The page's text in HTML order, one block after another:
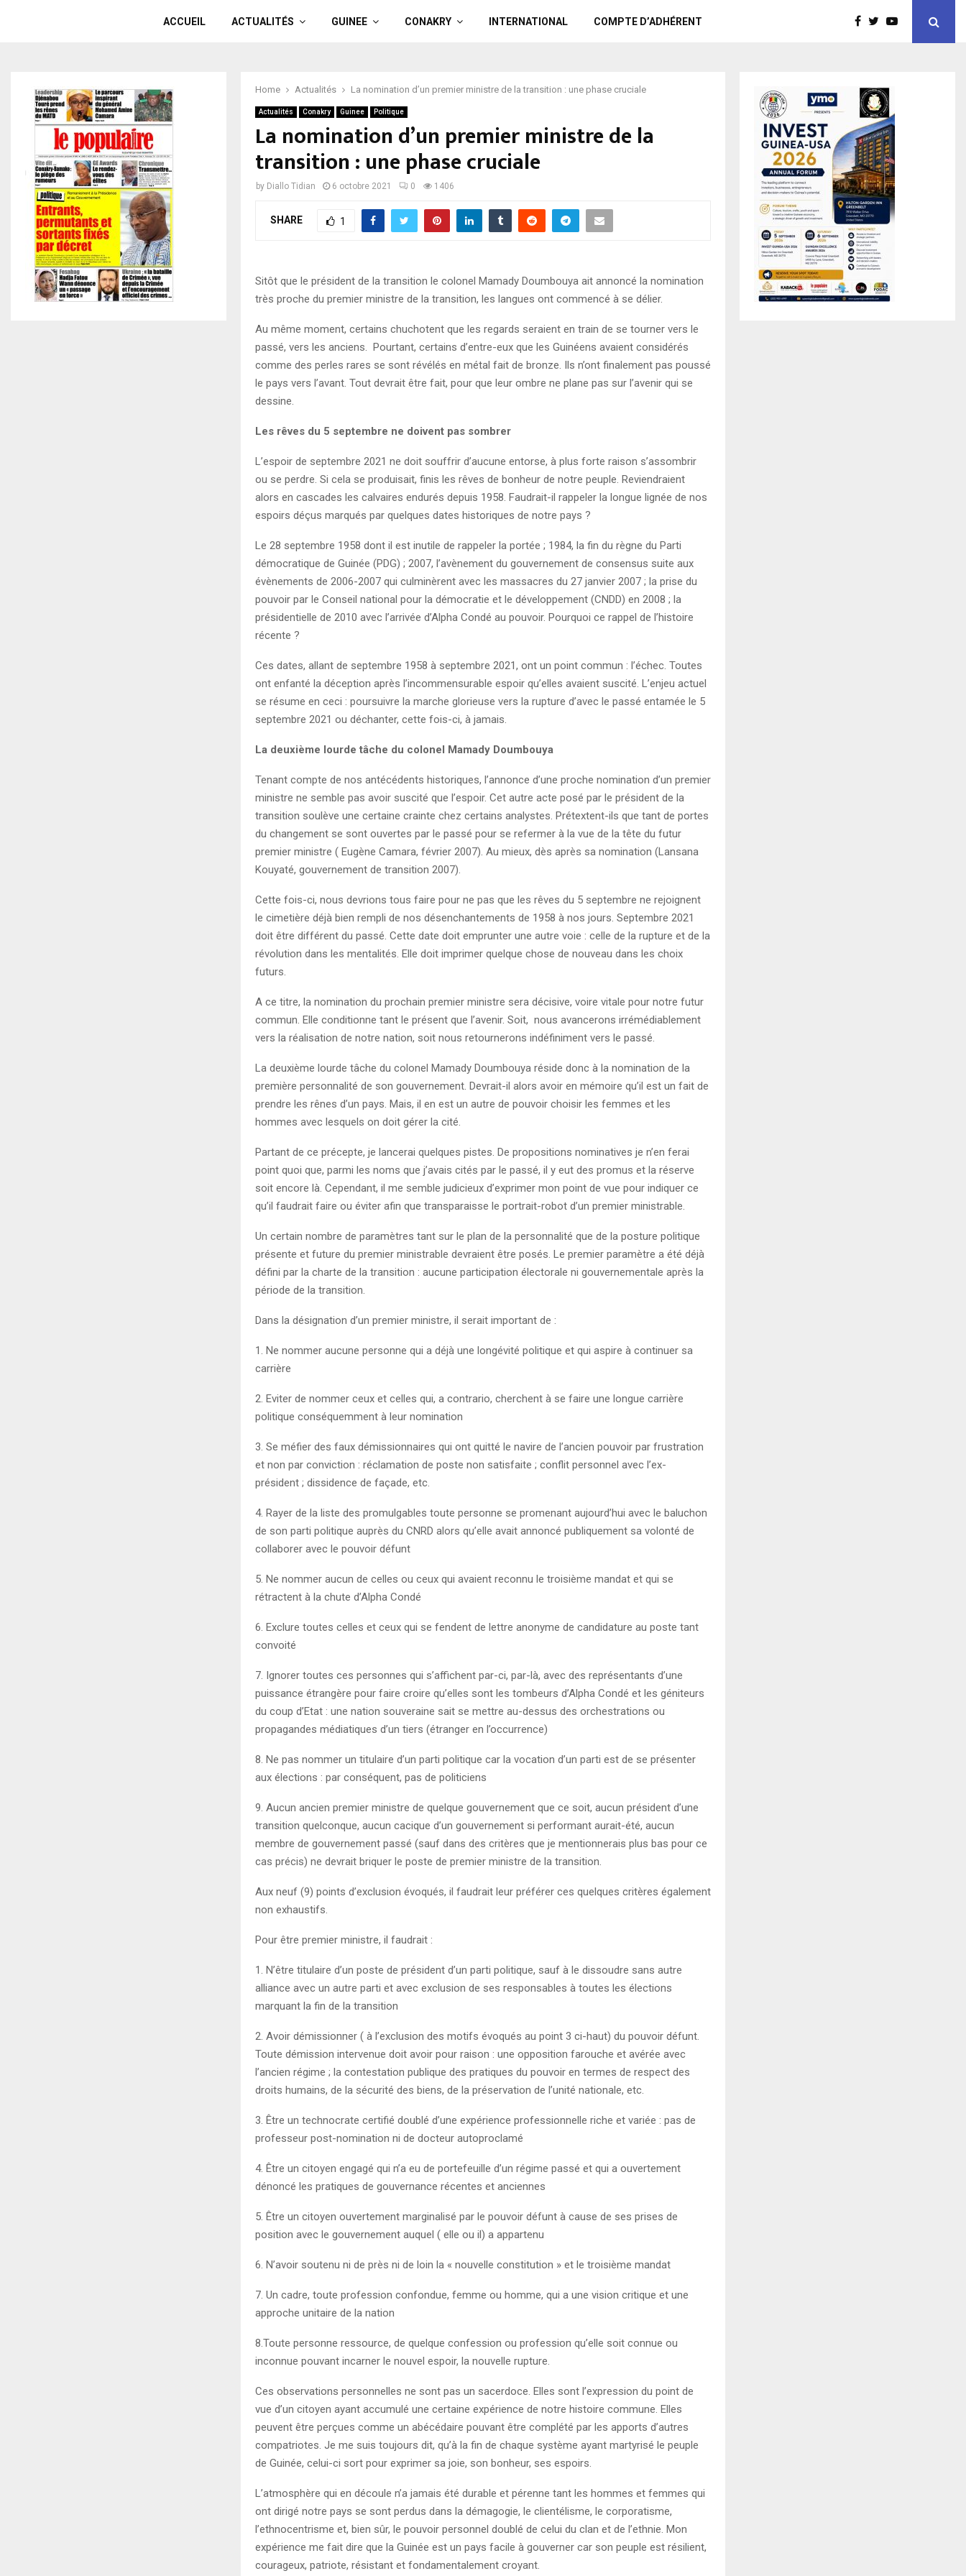
ACCUEIL ACTUALITÉS GUINEE CONAKRY INTERNATIONAL COMPTE D’ADHÉRENT
Home Actualités La nomination d’un premier ministre de la transition : une phase cruciale
Actualités Conakry Guinee Politique
La nomination d’un premier ministre de la
transition : une phase cruciale
by Diallo Tidian 6 octobre 2021 0 1406
SHARE 1
Sitôt que le président de la transition le colonel Mamady Doumbouya ait annoncé la nomination
très proche du premier ministre de la transition, les langues ont commencé à se délier.
Au même moment, certains chuchotent que les regards seraient en train de se tourner vers le
passé, vers les anciens. Pourtant, certains d’entre-eux que les Guinéens avaient considérés
comme des perles rares se sont révélés en métal fait de bronze. Ils n’ont finalement pas poussé
le pays vers l’avant. Tout devrait être fait, pour que leur ombre ne plane pas sur l’avenir qui se
dessine.
Les rêves du 5 septembre ne doivent pas sombrer
L’espoir de septembre 2021 ne doit souffrir d’aucune entorse, à plus forte raison s’assombrir
ou se perdre. Si cela se produisait, finis les rêves de bonheur de notre peuple. Reviendraient
alors en cascades les calvaires endurés depuis 1958. Faudrait-il rappeler la longue lignée de nos
espoirs déçus marqués par quelques dates historiques de notre pays ?
Le 28 septembre 1958 dont il est inutile de rappeler la portée ; 1984, la fin du règne du Parti
démocratique de Guinée (PDG) ; 2007, l’avènement du gouvernement de consensus suite aux
évènements de 2006-2007 qui culminèrent avec les massacres du 27 janvier 2007 ; la prise du
pouvoir par le Conseil national pour la démocratie et le développement (CNDD) en 2008 ; la
présidentielle de 2010 avec l’arrivée d’Alpha Condé au pouvoir. Pourquoi ce rappel de l’histoire
récente ?
Ces dates, allant de septembre 1958 à septembre 2021, ont un point commun : l’échec. Toutes
ont enfanté la déception après l’incommensurable espoir qu’elles avaient suscité. L’enjeu actuel
se résume en ceci : poursuivre la marche glorieuse vers la rupture d’avec le passé entamée le 5
septembre 2021 ou déchanter, cette fois-ci, à jamais.
La deuxième lourde tâche du colonel Mamady Doumbouya
Tenant compte de nos antécédents historiques, l’annonce d’une proche nomination d’un premier
ministre ne semble pas avoir suscité que l’espoir. Cet autre acte posé par le président de la
transition soulève une certaine crainte chez certains analystes. Prétextent-ils que tant de portes
du changement se sont ouvertes par le passé pour se refermer à la vue de la tête du futur
premier ministre ( Eugène Camara, février 2007). Au mieux, dès après sa nomination (Lansana
Kouyaté, gouvernement de transition 2007).
Cette fois-ci, nous devrions tous faire pour ne pas que les rêves du 5 septembre ne rejoignent
le cimetière déjà bien rempli de nos désenchantements de 1958 à nos jours. Septembre 2021
doit être différent du passé. Cette date doit emprunter une autre voie : celle de la rupture et de la
révolution dans les mentalités. Elle doit imprimer quelque chose de nouveau dans les choix
futurs.
A ce titre, la nomination du prochain premier ministre sera décisive, voire vitale pour notre futur
commun. Elle conditionne tant le présent que l’avenir. Soit, nous avancerons irrémédiablement
vers la réalisation de notre nation, soit nous retournerons indéfiniment vers le passé.
La deuxième lourde tâche du colonel Mamady Doumbouya réside donc à la nomination de la
première personnalité de son gouvernement. Devrait-il alors avoir en mémoire qu’il est un fait de
prendre les rênes d’un pays. Mais, il en est un autre de pouvoir choisir les femmes et les
hommes avec lesquels on doit gérer la cité.
Partant de ce précepte, je lancerai quelques pistes. De propositions nominatives je n’en ferai
point quoi que, parmi les noms que j’avais cités par le passé, il y eut des promus et la réserve
soit encore là. Cependant, il me semble judicieux d’exprimer mon point de vue pour indiquer ce
qu’il faudrait faire ou éviter afin que transparaisse le portrait-robot d’un premier ministrable.
Un certain nombre de paramètres tant sur le plan de la personnalité que de la posture politique
présente et future du premier ministrable devraient être posés. Le premier paramètre a été déjà
défini par la charte de la transition : aucune participation électorale ni gouvernementale après la
période de la transition.
Dans la désignation d’un premier ministre, il serait important de :
1. Ne nommer aucune personne qui a déjà une longévité politique et qui aspire à continuer sa
carrière
2. Eviter de nommer ceux et celles qui, a contrario, cherchent à se faire une longue carrière
politique conséquemment à leur nomination
3. Se méfier des faux démissionnaires qui ont quitté le navire de l’ancien pouvoir par frustration
et non par conviction : réclamation de poste non satisfaite ; conflit personnel avec l’ex-
président ; dissidence de façade, etc.
4. Rayer de la liste des promulgables toute personne se promenant aujourd’hui avec le baluchon
de son parti politique auprès du CNRD alors qu’elle avait annoncé publiquement sa volonté de
collaborer avec le pouvoir défunt
5. Ne nommer aucun de celles ou ceux qui avaient reconnu le troisième mandat et qui se
rétractent à la chute d’Alpha Condé
6. Exclure toutes celles et ceux qui se fendent de lettre anonyme de candidature au poste tant
convoité
7. Ignorer toutes ces personnes qui s’affichent par-ci, par-là, avec des représentants d’une
puissance étrangère pour faire croire qu’elles sont les tombeurs d’Alpha Condé et les géniteurs
du coup d’Etat : une nation souveraine sait se mettre au-dessus des orchestrations ou
propagandes médiatiques d’un tiers (étranger en l’occurrence)
8. Ne pas nommer un titulaire d’un parti politique car la vocation d’un parti est de se présenter
aux élections : par conséquent, pas de politiciens
9. Aucun ancien premier ministre de quelque gouvernement que ce soit, aucun président d’une
transition quelconque, aucun cacique d’un gouvernement si performant aurait-été, aucun
membre de gouvernement passé (sauf dans des critères que je mentionnerais plus bas pour ce
cas précis) ne devrait briquer le poste de premier ministre de la transition.
Aux neuf (9) points d’exclusion évoqués, il faudrait leur préférer ces quelques critères également
non exhaustifs.
Pour être premier ministre, il faudrait :
1. N’être titulaire d’un poste de président d’un parti politique, sauf à le dissoudre sans autre
alliance avec un autre parti et avec exclusion de ses responsables à toutes les élections
marquant la fin de la transition
2. Avoir démissionner ( à l’exclusion des motifs évoqués au point 3 ci-haut) du pouvoir défunt.
Toute démission intervenue doit avoir pour raison : une opposition farouche et avérée avec
l’ancien régime ; la contestation publique des pratiques du pouvoir en termes de respect des
droits humains, de la sécurité des biens, de la préservation de l’unité nationale, etc.
3. Être un technocrate certifié doublé d’une expérience professionnelle riche et variée : pas de
professeur post-nomination ni de docteur autoproclamé
4. Être un citoyen engagé qui n’a eu de portefeuille d’un régime passé et qui a ouvertement
dénoncé les pratiques de gouvernance récentes et anciennes
5. Être un citoyen ouvertement marginalisé par le pouvoir défunt à cause de ses prises de
position avec le gouvernement auquel ( elle ou il) a appartenu
6. N’avoir soutenu ni de près ni de loin la « nouvelle constitution » et le troisième mandat
7. Un cadre, toute profession confondue, femme ou homme, qui a une vision critique et une
approche unitaire de la nation
8.Toute personne ressource, de quelque confession ou profession qu’elle soit connue ou
inconnue pouvant incarner le nouvel espoir, la nouvelle rupture.
Ces observations personnelles ne sont pas un sacerdoce. Elles sont l’expression du point de
vue d’un citoyen ayant accumulé une certaine expérience de notre histoire commune. Elles
peuvent être perçues comme un abécédaire pouvant être complété par les apports d’autres
compatriotes. Je me suis toujours dit, qu’à la fin de chaque système ayant martyrisé le peuple
de Guinée, celui-ci sort pour exprimer sa joie, son bonheur, ses espoirs.
L’atmosphère qui en découle n’a jamais été durable et pérenne tant les hommes et femmes qui
ont dirigé notre pays se sont perdus dans la démagogie, le clientélisme, le corporatisme,
l’ethnocentrisme et, bien sûr, le pouvoir personnel doublé de celui du clan et de l’ethnie. Mon
expérience me fait dire que la Guinée est un pays facile à gouverner car son peuple est résilient,
courageux, patriote, résistant et fondamentalement croyant.